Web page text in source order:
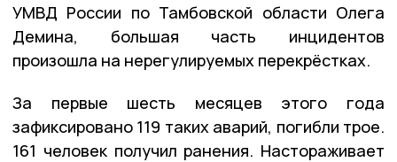
УМВД России по Тамбовской области Олега
Демина, большая часть инцидентов
произошла на нерегулируемых перекрёстках.
За первые шесть месяцев этого года
зафиксировано 119 таких аварий, погибли трое.
161 человек получил ранения. Настораживает